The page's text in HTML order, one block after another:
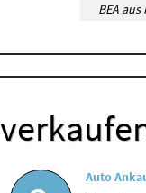
BEA
Auto